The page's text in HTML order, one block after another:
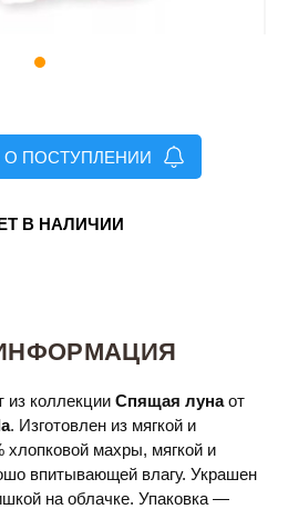
ПОСТУПЛЕНИИ
В НАЛИЧИИ
из коллекции Спящая лунаот
. Изготовлен из мягкой и
хлопковой махры, мягкой и
впитывающей влагу. Украшен
на облачке. Упаковка —